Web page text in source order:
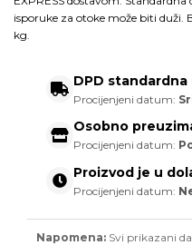
isporuke za otoke može biti duži.
kg.
DPD standardna
Procijenjeni datum:
Osobno
Procijenjeni datum:
Proizvod je u
Procijenjeni datum:
Napomena: Svi prikazani